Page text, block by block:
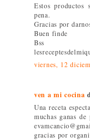
Estos productos
pena.
Gracias por
Buen finde
Bss
viernes, 12
ven a mi cocina
Una receta
muchas ganas
gracias por